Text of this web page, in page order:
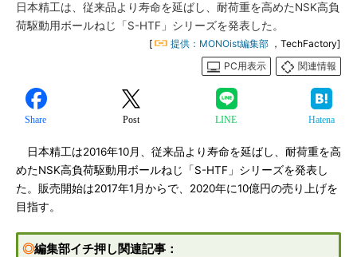
日本精工は、従来品より寿命を延ばし、耐荷重を高めたNSK高負
荷駆動用ボールねじ「S-HTF」シリーズを発表した。
[ 提供：MONOist編集部 ，TechFactory]
PC用表示
関連情報
Share Post LINE Hatena
日本精工は2016年10月、従来品より寿命を延ばし、耐荷重を高
めたNSK高負荷駆動用ボールねじ「S-HTF」シリーズを発表し
た。販売開始は2017年1月からで、2020年に10億円の売り上げを
目指す。
◎編集部イチ押し関連記事：